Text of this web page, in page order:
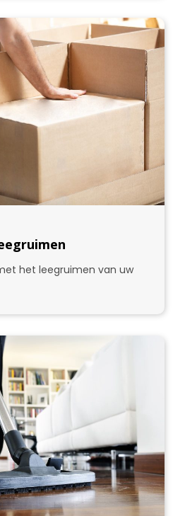
het leegruimen van uw